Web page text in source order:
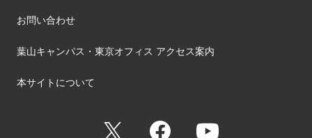
お問い合わせ
葉山キャンパス・東京オフィス アクセス案内
本サイトについて
Facebook